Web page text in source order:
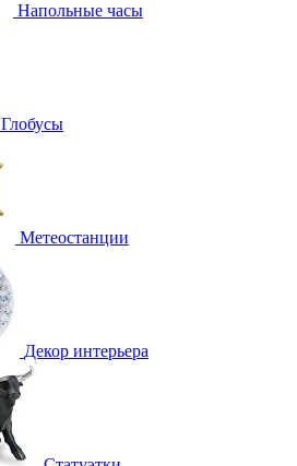
Напольные часы
Глобусы
Метеостанции
Декор интерьера